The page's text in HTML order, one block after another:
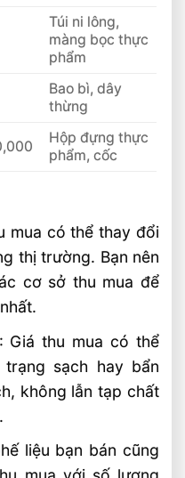
Túi ni lông,
màng bọc thực
phẩm
Bao bì, dây
thừng
Hộp đựng thực
phẩm, cốc
mua có thể thay đổi
thị trường. Bạn nên
cơ sở thu mua để
: Giá thu mua có thể
sạch hay bẩn
không lẫn tạp chất
liệu bạn bán cũng